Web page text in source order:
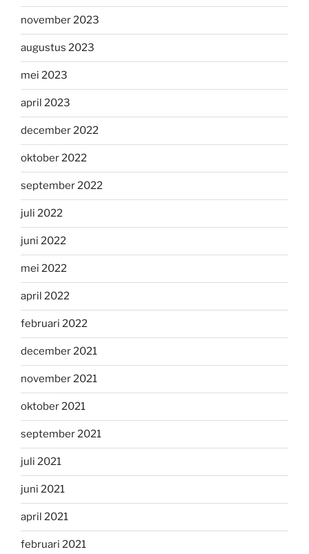
november 2023
augustus 2023
mei 2023
april 2023
december 2022
oktober 2022
september 2022
juli 2022
juni 2022
mei 2022
april 2022
februari 2022
december 2021
november 2021
oktober 2021
september 2021
juli 2021
juni 2021
april 2021
februari 2021